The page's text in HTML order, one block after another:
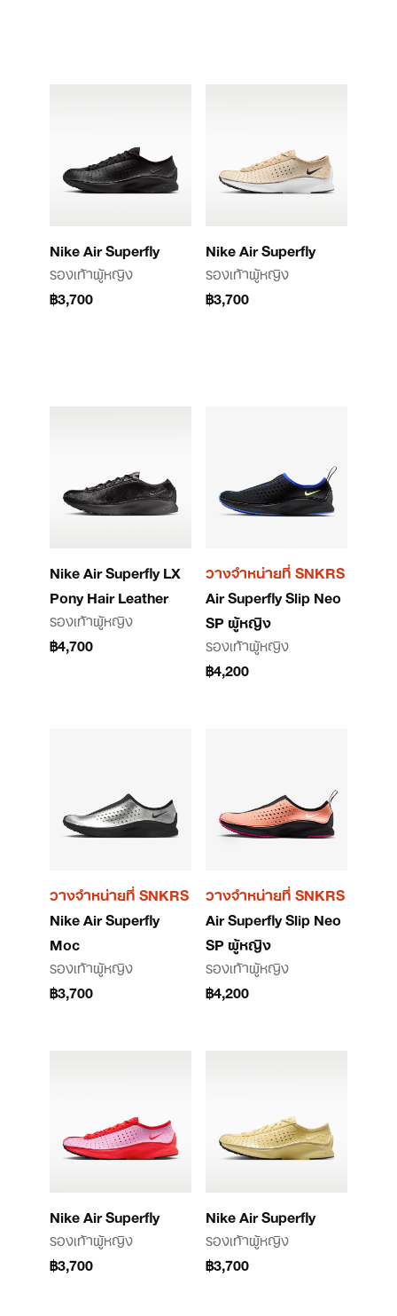
Nike Air Superfly
รองเท้าผู้หญิง
฿3,700
Nike Air Superfly
รองเท้าผู้หญิง
฿3,700
Nike Air Superfly LX
Pony Hair Leather
รองเท้าผู้หญิง
฿4,700
วางจำหน่ายที่ SNKRS
Air Superfly Slip Neo
SP ผู้หญิง
รองเท้าผู้หญิง
฿4,200
วางจำหน่ายที่ SNKRS
Nike Air Superfly
Moc
รองเท้าผู้หญิง
฿3,700
วางจำหน่ายที่ SNKRS
Air Superfly Slip Neo
SP ผู้หญิง
รองเท้าผู้หญิง
฿4,200
Nike Air Superfly
รองเท้าผู้หญิง
฿3,700
Nike Air Superfly
รองเท้าผู้หญิง
฿3,700